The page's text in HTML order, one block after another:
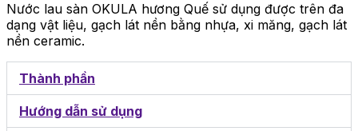
Nước lau sàn OKULA hương Quế sử dụng được trên đa
dạng vật liệu, gạch lát nền bằng nhựa, xi măng, gạch lát
nền ceramic.
Thành phần
Hướng dẫn sử dụng